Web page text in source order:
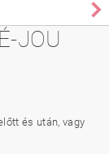
JOU
és után, vagy